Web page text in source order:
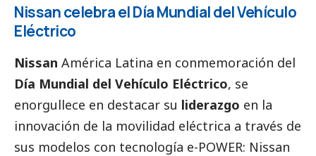
Nissan celebra el Día Mundial del Vehículo
Eléctrico
Nissan América Latina en conmemoración del
Día Mundial del Vehículo Eléctrico, se
enorgullece en destacar su liderazgo en la
innovación de la movilidad eléctrica a través de
sus modelos con tecnología e-POWER: Nissan